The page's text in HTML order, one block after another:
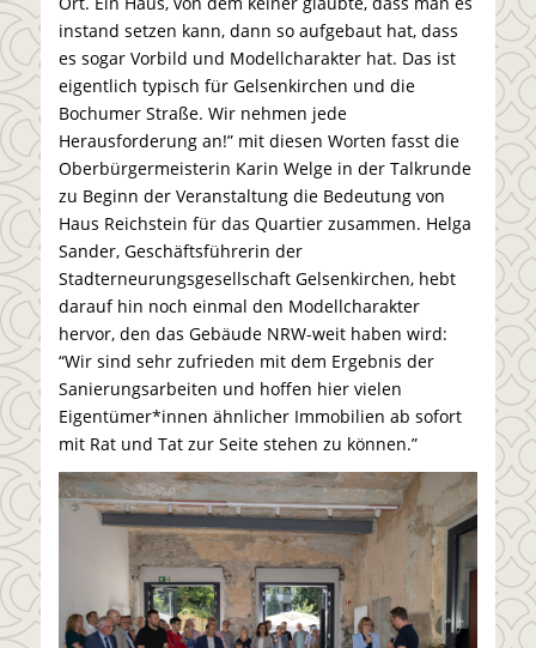
instand setzen kann, dann so aufgebaut hat, dass
es sogar Vorbild und Modellcharakter hat. Das ist
eigentlich typisch für Gelsenkirchen und die
Bochumer Straße. Wir nehmen jede
Herausforderung an!” mit diesen Worten fasst die
Oberbürgermeisterin Karin Welge in der Talkrunde
zu Beginn der Veranstaltung die Bedeutung von
Haus Reichstein für das Quartier zusammen. Helga
Sander, Geschäftsführerin der
Stadterneurungsgesellschaft Gelsenkirchen, hebt
darauf hin noch einmal den Modellcharakter
hervor, den das Gebäude NRW-weit haben wird:
“Wir sind sehr zufrieden mit dem Ergebnis der
Sanierungsarbeiten und hoffen hier vielen
Eigentümer*innen ähnlicher Immobilien ab sofort
mit Rat und Tat zur Seite stehen zu können.”